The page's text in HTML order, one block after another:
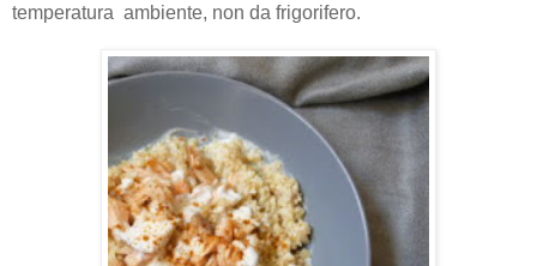
temperatura ambiente, non da frigorifero.